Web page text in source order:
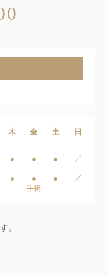
木 金 土 日
● ● ● ／
● ●
手術
● ／
。